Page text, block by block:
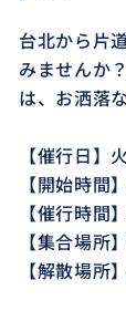
台北から片
みませんか
は、お洒落
【催行日】
【開始時間
【催行時間
【集合場
【解散場